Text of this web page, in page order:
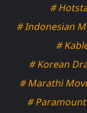
#
# Indonesian
#
# Korean
# Marathi
#